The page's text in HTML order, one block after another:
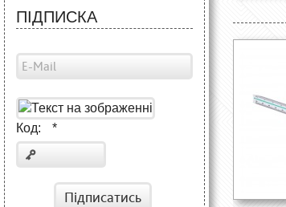
ПІДПИСКА
Код: *
Підписатись